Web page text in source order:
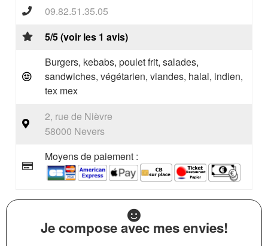
09.82.51.35.05
5/5 (voir les 1 avis)
Burgers, kebabs, poulet frit, salades,
sandwiches, végétarien, viandes, halal, indien,
tex mex
2, rue de Nièvre
58000 Nevers
Moyens de paiement :
Je compose avec mes envies!